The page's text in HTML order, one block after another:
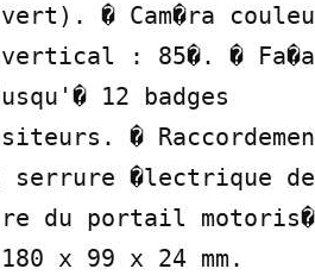
� Cam�ra
: 85�. �
12 badges
�
serrure �lectrique de
du portail
x 99 x 24 mm.